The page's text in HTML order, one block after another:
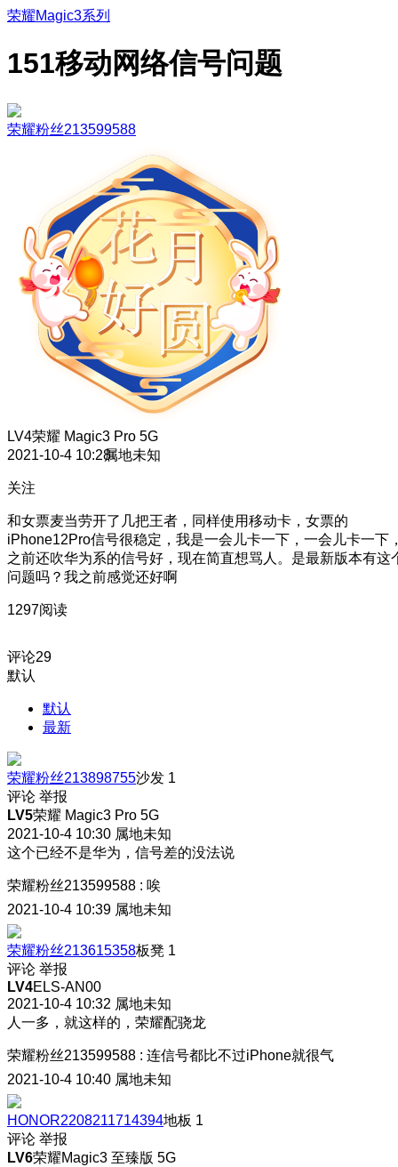
荣耀Magic3系列
151移动网络信号问题
荣耀粉丝213599588
LV4荣耀 Magic3 Pro 5G
2021-10-4 10:28属地未知
关注
和女票麦当劳开了几把王者，同样使用移动卡，女票的
iPhone12Pro信号很稳定，我是一会儿卡一下，一会儿卡一下
之前还吹华为系的信号好，现在简直想骂人。是最新版本有这
问题吗？我之前感觉还好啊
1297阅读
评论29
默认
默认
最新
荣耀粉丝213898755沙发 1
评论 举报
LV5荣耀 Magic3 Pro 5G
2021-10-4 10:30 属地未知
这个已经不是华为，信号差的没法说
荣耀粉丝213599588 : 唉
2021-10-4 10:39 属地未知
荣耀粉丝213615358板凳 1
评论 举报
LV4ELS-AN00
2021-10-4 10:32 属地未知
人一多，就这样的，荣耀配骁龙
荣耀粉丝213599588 : 连信号都比不过iPhone就很气
2021-10-4 10:40 属地未知
HONOR2208211714394地板 1
评论 举报
LV6荣耀Magic3 至臻版 5G